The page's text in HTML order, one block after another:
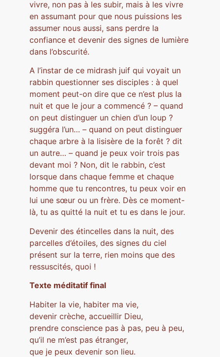
vivre, non pas à les subir, mais à les vivre
en assumant pour que nous puissions les
assumer nous aussi, sans perdre la
confiance et devenir des signes de lumière
dans l’obscurité.
A l’instar de ce midrash juif qui voyait un
rabbin questionner ses disciples : à quel
moment peut-on dire que ce n’est plus la
nuit et que le jour a commencé ? – quand
on peut distinguer un chien d’un loup ?
suggéra l’un… – quand on peut distinguer
chaque arbre à la lisisère de la forêt ? dit
un autre… – quand je peux voir trois pas
devant moi ? Non, dit le rabbin, c’est
lorsque dans chaque femme et chaque
homme que tu rencontres, tu peux voir en
lui une sœur ou un frère. Dès ce moment-
là, tu as quitté la nuit et tu es dans le jour.
Devenir des étincelles dans la nuit, des
parcelles d’étoiles, des signes du ciel
présent sur la terre, rien moins que des
ressuscités, quoi !
Texte méditatif final
Habiter la vie, habiter ma vie,
devenir crèche, accueillir Dieu,
prendre conscience pas à pas, peu à peu,
qu’il ne m’est pas étranger,
que je peux devenir son lieu.